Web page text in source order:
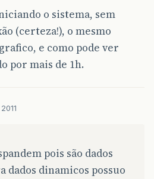
o sistema, sem
(certeza!), o mesmo
e como pode ver
por mais de 1h.
pois são dados
dados dinamicos possuo